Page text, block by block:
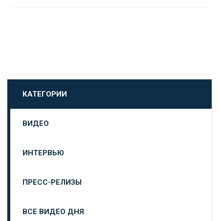
КАТЕГОРИИ
ВИДЕО
ИНТЕРВЬЮ
ПРЕСС-РЕЛИЗЫ
ВСЕ ВИДЕО ДНЯ